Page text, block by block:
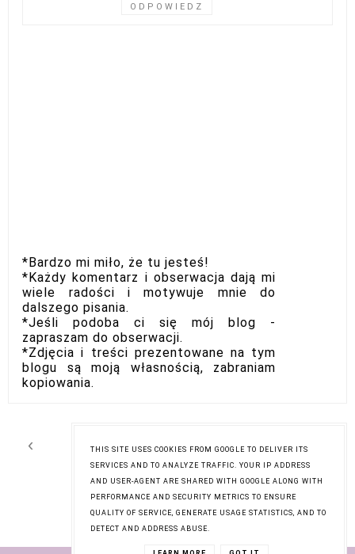
ODPOWIEDZ
*Bardzo mi miło, że tu jesteś!
*Każdy komentarz i obserwacja dają mi
wiele radości i motywuje mnie do
dalszego pisania.
*Jeśli podoba ci się mój blog -
zapraszam do obserwacji.
*Zdjęcia i treści prezentowane na tym
blogu są moją własnością, zabraniam
kopiowania.
‹ Strona główna
Wyświetl wersję na komputer
THIS SITE USES COOKIES FROM GOOGLE TO DELIVER ITS
SERVICES AND TO ANALYZE TRAFFIC. YOUR IP ADDRESS
AND USER-AGENT ARE SHARED WITH GOOGLE ALONG WITH
PERFORMANCE AND SECURITY METRICS TO ENSURE
QUALITY OF SERVICE, GENERATE USAGE STATISTICS, AND TO
DETECT AND ADDRESS ABUSE.